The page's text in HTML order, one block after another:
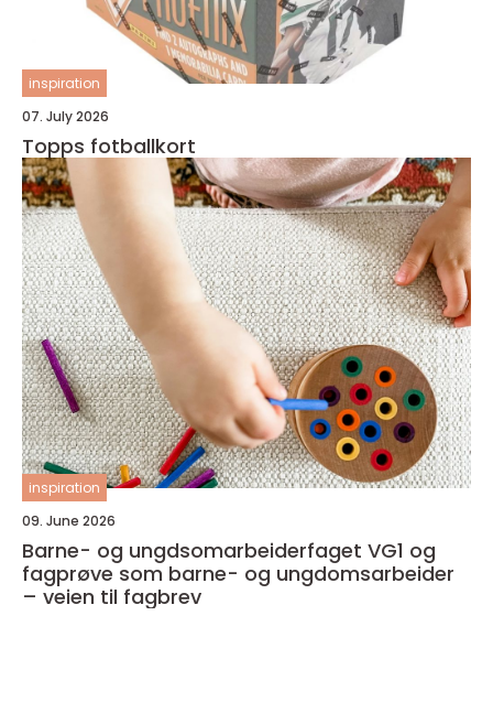
inspiration
07. July 2026
Topps fotballkort
inspiration
09. June 2026
Barne- og ungdsomarbeiderfaget VG1 og
fagprøve som barne- og ungdomsarbeider
– veien til fagbrev